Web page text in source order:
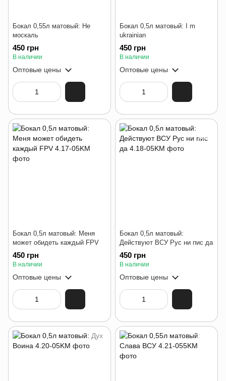
Бокал 0,55л матовый: Не
москаль
450 грн
В наличии
Оптовые цены
Бокал 0,5л матовый: I m
ukrainian
450 грн
В наличии
Оптовые цены
Бокал 0,5л матовый: Меня
может обидеть каждый FPV
450 грн
В наличии
Оптовые цены
Бокал 0,5л матовый:
Действуют ВСУ Рус ни пис да
450 грн
В наличии
Оптовые цены